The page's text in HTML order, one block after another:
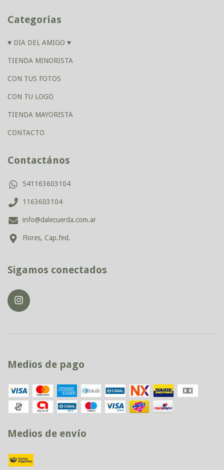
Categorías
♥ DIA DEL AMIGO ♥
TIENDA MINORISTA
CON TUS FOTOS
CON TU LOGO
TIENDA MAYORISTA
CONTACTO
Contactános
541163603104
1163603104
info@dalecuerda.com.ar
Flores, Cap.fed.
Sigamos conectados
Medios de pago
Medios de envío